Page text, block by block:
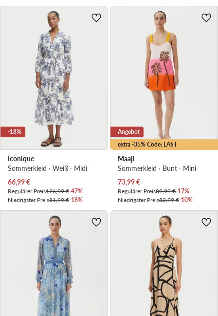
-18%
Iconique
Sommerkleid · Weiß · Midi
Aktueller Preis
66,99€
Regulärer Preis126,99 €-47%
Niedrigster Preis81,99 €-18%
extra -35% Code: LAST
Angebot
Maaji
Sommerkleid · Bunt · Mini
Aktueller Preis
73,99€
Regulärer Preis89,99 €-17%
Niedrigster Preis82,99 €-10%